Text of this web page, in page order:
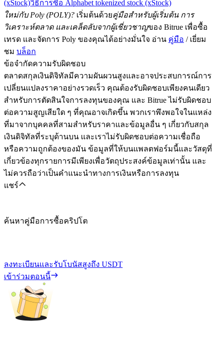
(xStock)วิธีการซื้อ Alphabet tokenized stock (xStock)
ใหม่กับ Poly (POLY)? เริ่มต้นด้วยคู่มือสำหรับผู้เริ่มต้น การ
วิเคราะห์ตลาด และเคล็ดลับจากผู้เชี่ยวชาญของ Bitrue เพื่อซื้อ
เทรด และจัดการ Poly ของคุณได้อย่างมั่นใจ อ่าน คู่มือ / เยี่ยม
ชม บล็อก
ข้อจำกัดความรับผิดชอบ
ตลาดสกุลเงินดิจิทัลมีความผันผวนสูงและอาจประสบการณ์การ
เปลี่ยนแปลงราคาอย่างรวดเร็ว คุณต้องรับผิดชอบเพียงคนเดียว
สำหรับการตัดสินใจการลงทุนของคุณ และ Bitrue ไม่รับผิดชอบ
ต่อความสูญเสียใด ๆ ที่คุณอาจเกิดขึ้น พวกเราพึงพอใจในแหล่ง
ที่มาจากบุคคลที่สามสำหรับราคาและข้อมูลอื่น ๆ เกี่ยวกับสกุล
เงินดิจิทัลที่ระบุด้านบน และเราไม่รับผิดชอบต่อความเชื่อถือ
หรือความถูกต้องของมัน ข้อมูลที่ให้บนแพลตฟอร์มนี้และวัสดุที่
เกี่ยวข้องทุกรายการมีเพียงเพื่อวัตถุประสงค์ข้อมูลเท่านั้น และ
ไม่ควรถือว่าเป็นคำแนะนำทางการเงินหรือการลงทุน
แชร์
ค้นหาคู่มือการซื้อคริปโต
ลงทะเบียนและรับโบนัสสูงถึง USDT
เข้าร่วมตอนนี้